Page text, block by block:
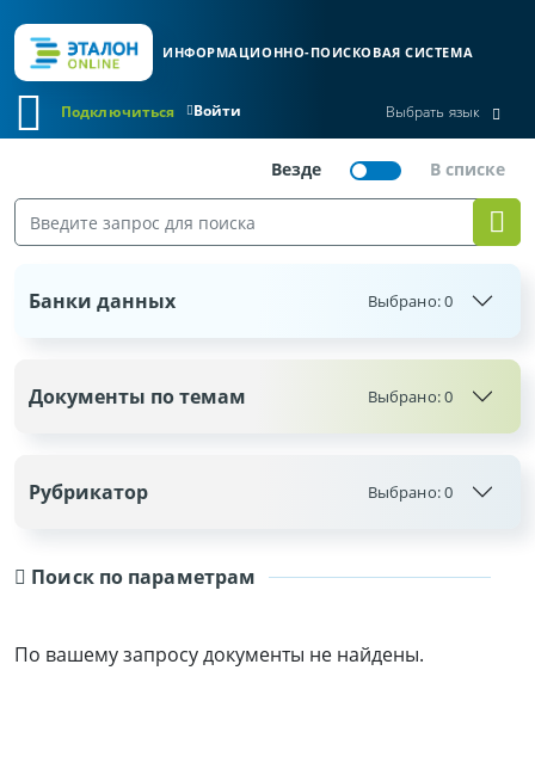
ИНФОРМАЦИОННО-ПОИСКОВАЯ СИСТЕМА
Войти
Подключиться Выбрать язык
Поиск по параметрам
По вашему запросу документы не найдены.
Банки данных Выбрано:0
Документы по темам Выбрано:0
Рубрикатор Выбрано:0